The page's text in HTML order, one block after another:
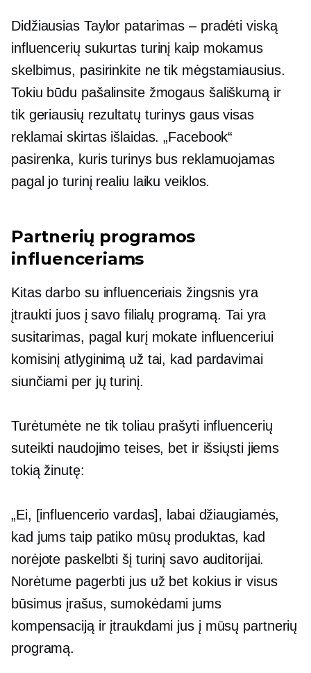
Didžiausias Taylor patarimas – pradėti viską
influencerių sukurtasturinį kaip mokamus
skelbimus, pasirinkite ne tik mėgstamiausius.
Tokiu būdu pašalinsite žmogaus šališkumą ir
tik geriausių rezultatų turinys gaus visas
reklamai skirtas išlaidas. „Facebook“
pasirenka, kuris turinys bus reklamuojamas
pagal jo turinį realiu laiku veiklos.
Partnerių programos
influenceriams
Kitas darbo su influenceriais žingsnis yra
įtraukti juos į savo filialų programą. Tai yra
susitarimas, pagal kurį mokate influenceriui
komisinį atlyginimą už tai, kad pardavimai
siunčiami per jų turinį.
Turėtumėte ne tik toliau prašyti influencerių
suteikti naudojimo teises, bet ir išsiųsti jiems
tokią žinutę:
„Ei, [influencerio vardas], labai džiaugiamės,
kad jums taip patiko mūsų produktas, kad
norėjote paskelbti šį turinį savo auditorijai.
Norėtume pagerbti jus už bet kokius ir visus
būsimus įrašus, sumokėdami jums
kompensaciją ir įtraukdami jus į mūsų partnerių
programą.